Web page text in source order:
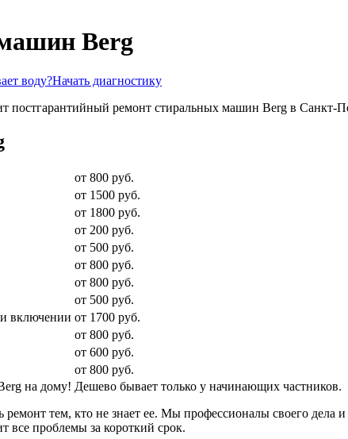
Berg
воду?Начать диагностику
ремонт стиральных машин Berg в Санкт-
от 800 руб.
от 1500 руб.
от 1800 руб.
от 200 руб.
от 500 руб.
от 800 руб.
от 800 руб.
от 500 руб.
включении от 1700 руб.
от 800 руб.
от 600 руб.
от 800 руб.
на дому! Дешево бывает только у начинающих частников.
ремонт тем, кто не знает ее. Мы профессионалы своего
проблемы за короткий срок.